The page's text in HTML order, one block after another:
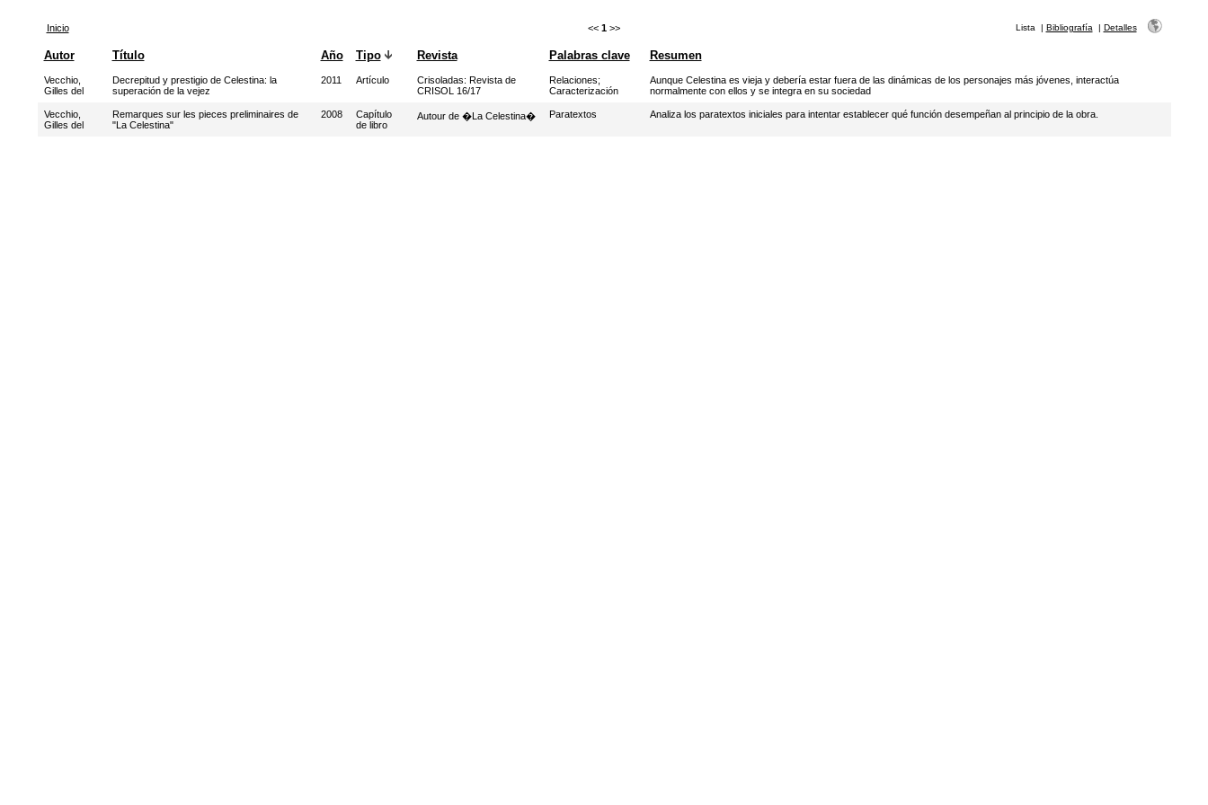
Inicio << 1 >> Lista | Bibliografía | Detalles
Autor Título Año Tipo Revista Palabras clave Resumen
Vecchio,
Gilles del
Decrepitud y prestigio de Celestina: la
superación de la vejez
2011 Artículo
Crisoladas: Revista de
CRISOL 16/17
Relaciones;
Caracterización
Aunque Celestina es vieja y debería estar fuera de las dinámicas de los personajes más jóvenes, interactúa
normalmente con ellos y se integra en su sociedad
Vecchio,
Gilles del
Remarques sur les pieces preliminaires de
"La Celestina"
2008
Capítulo
de libro
Autour de �La Celestina� Paratextos Analiza los paratextos iniciales para intentar establecer qué función desempeñan al principio de la obra.